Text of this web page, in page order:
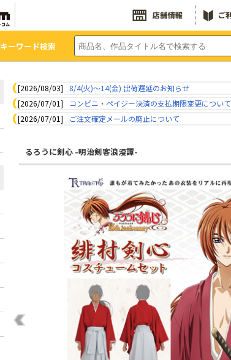
キーワード検索
[2026/08/03]
8/4(火)～14(金) 出荷遅延のお知らせ
[2026/07/01]
コンビニ・ペイジー決済の支払期限変更について
[2026/07/01]
ご注文確定メールの廃止について
るろうに剣心 -明治剣客浪漫譚-